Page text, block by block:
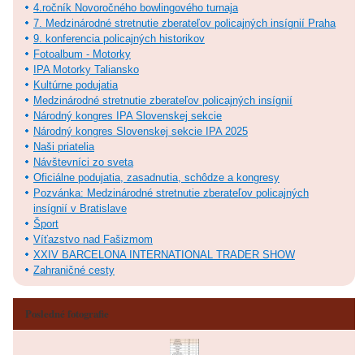
4.ročník Novoročného bowlingového turnaja
7. Medzinárodné stretnutie zberateľov policajných insígnií Praha
9. konferencia policajných historikov
Fotoalbum - Motorky
IPA Motorky Taliansko
Kultúrne podujatia
Medzinárodné stretnutie zberateľov policajných insígnií
Národný kongres IPA Slovenskej sekcie
Národný kongres Slovenskej sekcie IPA 2025
Naši priatelia
Návštevníci zo sveta
Oficiálne podujatia, zasadnutia, schôdze a kongresy
Pozvánka: Medzinárodné stretnutie zberateľov policajných
insígnií v Bratislave
Šport
Víťazstvo nad Fašizmom
XXIV BARCELONA INTERNATIONAL TRADER SHOW
Zahraničné cesty
Posledné fotografie